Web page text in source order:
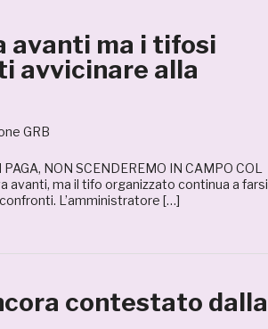
avanti ma i tifosi
avvicinare alla
GRB
NON SCENDEREMO IN CAMPO COL
avanti, ma il tifo organizzato continua a farsi
L’amministratore […]
contestato dalla